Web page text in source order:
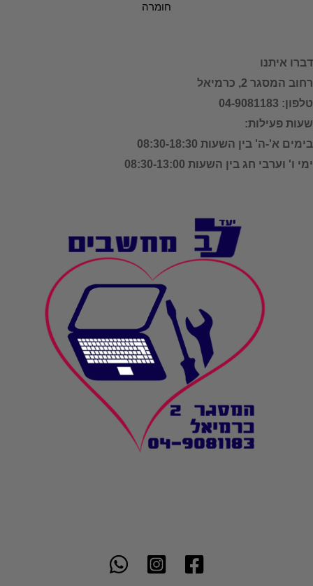
חומרה
דברו איתנו
רחוב המסגר 2, כרמיאל
טלפון: 04-9081183
שעות פעילות:
בימים א'-ה' בין השעות 08:30-18:30
ימי ו' וערבי חג בין השעות 08:30-13:00